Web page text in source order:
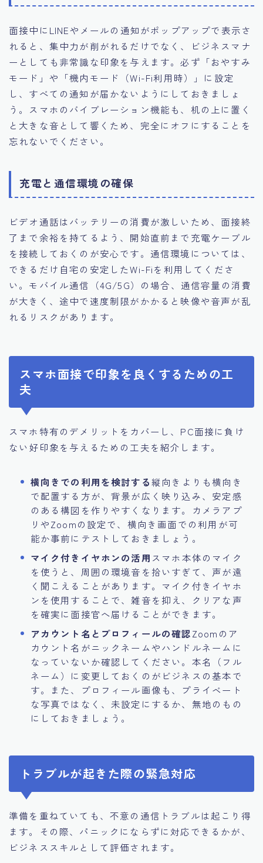
面接中にLINEやメールの通知がポップアップで表示さ
れると、集中力が削がれるだけでなく、ビジネスマナ
ーとしても非常識な印象を与えます。必ず「おやすみ
モード」や「機内モード（Wi-Fi利用時）」に設定
し、すべての通知が届かないようにしておきましょ
う。スマホのバイブレーション機能も、机の上に置く
と大きな音として響くため、完全にオフにすることを
忘れないでください。
充電と通信環境の確保
ビデオ通話はバッテリーの消費が激しいため、面接終
了まで余裕を持てるよう、開始直前まで充電ケーブル
を接続しておくのが安心です。通信環境については、
できるだけ自宅の安定したWi-Fiを利用してくださ
い。モバイル通信（4G/5G）の場合、通信容量の消費
が大きく、途中で速度制限がかかると映像や音声が乱
れるリスクがあります。
スマホ面接で印象を良くするための工
夫
スマホ特有のデメリットをカバーし、PC面接に負け
ない好印象を与えるための工夫を紹介します。
横向きでの利用を検討する縦向きよりも横向き
で配置する方が、背景が広く映り込み、安定感
のある構図を作りやすくなります。カメラアプ
リやZoomの設定で、横向き画面での利用が可
能か事前にテストしておきましょう。
マイク付きイヤホンの活用 スマホ本体のマイク
を使うと、周囲の環境音を拾いすぎて、声が遠
く聞こえることがあります。マイク付きイヤホ
ンを使用することで、雑音を抑え、クリアな声
を確実に面接官へ届けることができます。
アカウント名とプロフィールの確認Zoomのア
カウント名がニックネームやハンドルネームに
なっていないか確認してください。本名（フル
ネーム）に変更しておくのがビジネスの基本で
す。また、プロフィール画像も、プライベート
な写真ではなく、未設定にするか、無地のもの
にしておきましょう。
トラブルが起きた際の緊急対応
準備を重ねていても、不意の通信トラブルは起こり得
ます。その際、パニックにならずに対応できるかが、
ビジネススキルとして評価されます。